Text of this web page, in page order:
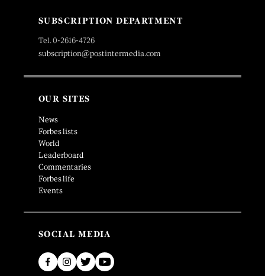
SUBSCRIPTION DEPARTMENT
Tel. 0-2616-4726
subscription@postintermedia.com
OUR SITES
News
Forbes lists
World
Leaderboard
Commentaries
Forbes life
Events
SOCIAL MEDIA